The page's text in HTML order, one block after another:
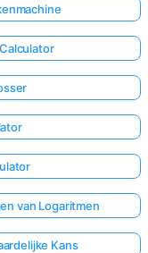
van Logaritmen
Kans